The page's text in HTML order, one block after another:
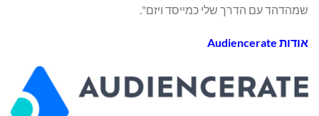
שמהדהד עם הדרך שלי כמייסד ויזם".
אודות Audiencerate